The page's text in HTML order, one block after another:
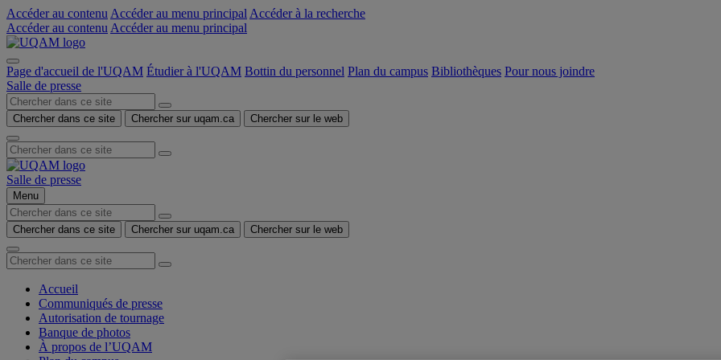
Accéder au contenu Accéder au menu principal Accéder à la recherche
Accéder au contenu Accéder au menu principal
Page d'accueil de l'UQAM Étudier à l'UQAM Bottin du personnel Plan du campus Bibliothèques Pour nous joindre
Salle de presse
Chercher dans ce site Chercher sur uqam.ca Chercher sur le web
Salle de presse
Menu
Chercher dans ce site Chercher sur uqam.ca Chercher sur le web
Accueil
Communiqués de presse
Autorisation de tournage
Banque de photos
À propos de l’UQAM